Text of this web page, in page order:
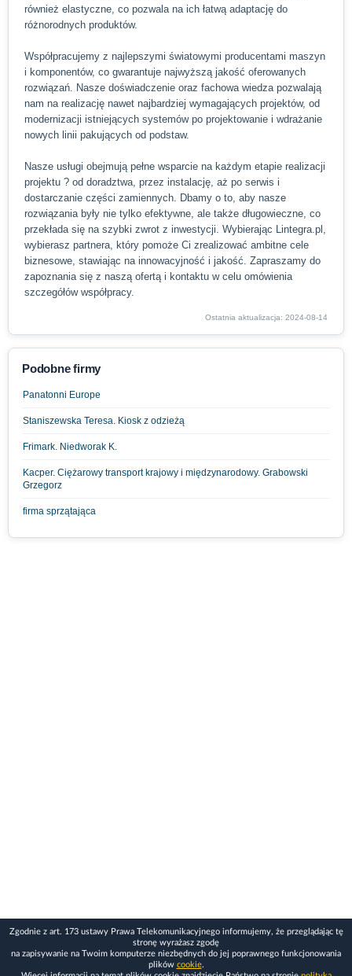
również elastyczne, co pozwala na ich łatwą adaptację do
różnorodnych produktów.
Współpracujemy z najlepszymi światowymi producentami maszyn
i komponentów, co gwarantuje najwyższą jakość oferowanych
rozwiązań. Nasze doświadczenie oraz fachowa wiedza pozwalają
nam na realizację nawet najbardziej wymagających projektów, od
modernizacji istniejących systemów po projektowanie i wdrażanie
nowych linii pakujących od podstaw.
Nasze usługi obejmują pełne wsparcie na każdym etapie realizacji
projektu ? od doradztwa, przez instalację, aż po serwis i
dostarczanie części zamiennych. Dbamy o to, aby nasze
rozwiązania były nie tylko efektywne, ale także długowieczne, co
przekłada się na szybki zwrot z inwestycji. Wybierając Lintegra.pl,
wybierasz partnera, który pomoże Ci zrealizować ambitne cele
biznesowe, stawiając na innowacyjność i jakość. Zapraszamy do
zapoznania się z naszą ofertą i kontaktu w celu omówienia
szczegółów współpracy.
Ostatnia aktualizacja: 2024-08-14
Podobne firmy
Panatonni Europe
Staniszewska Teresa. Kiosk z odzieżą
Frimark. Niedworak K.
Kacper. Ciężarowy transport krajowy i międzynarodowy. Grabowski
Grzegorz
firma sprzątająca
Zgodnie z art. 173 ustawy Prawa Telekomunikacyjnego informujemy, że przeglądając tę
stronę wyrażasz zgodę
na zapisywanie na Twoim komputerze niezbędnych do jej poprawnego funkcjonowania
plików cookie.